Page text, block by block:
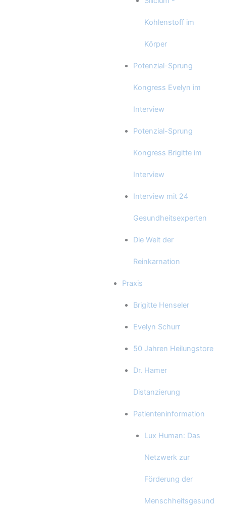
Kohlenstoff im
Körper
Potenzial-Sprung
Kongress Evelyn im
Interview
Potenzial-Sprung
Kongress Brigitte im
Interview
Interview mit 24
Gesundheitsexperten
Die Welt der
Reinkarnation
Praxis
Brigitte Henseler
Evelyn Schurr
50 Jahren Heilungstore
Dr. Hamer
Distanzierung
Patienteninformation
Lux Human: Das
Netzwerk zur
Förderung der
Menschheitsgesund